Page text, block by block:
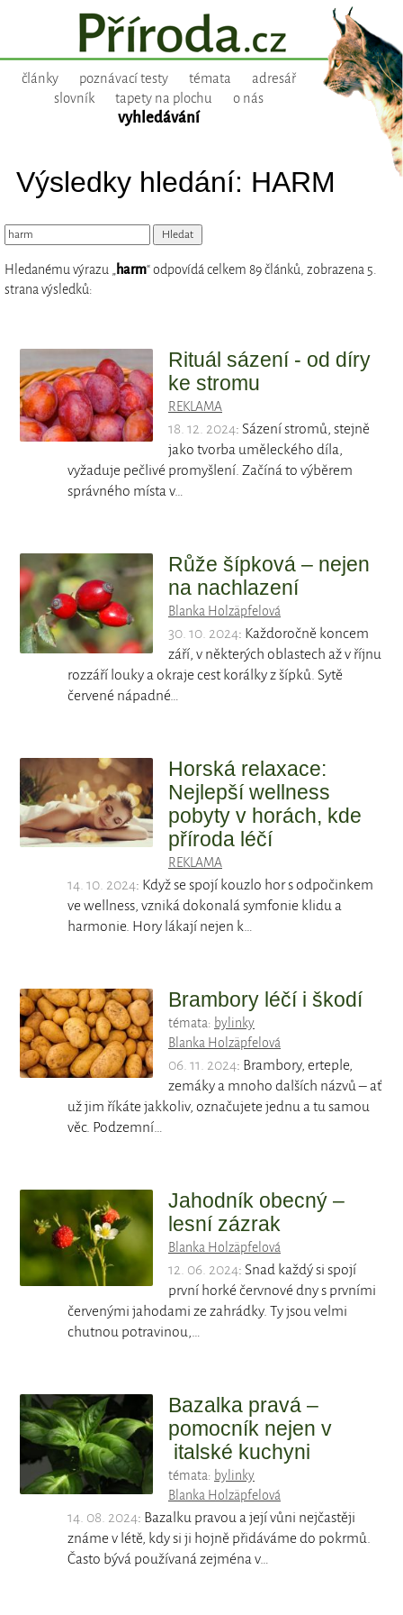
články poznávací testy témata
adresář
slovník
tapety na plochu o nás
vyhledávání
Výsledky hledání: HARM
Hledanému výrazu „harm“ odpovídá celkem 89 článků, zobrazena 5.
strana výsledků:
Rituál sázení - od díry
ke stromu
REKLAMA
18. 12. 2024: Sázení stromů, stejně
jako tvorba uměleckého díla,
vyžaduje pečlivé promyšlení. Začíná to výběrem
správného místa v…
Růže šípková – nejen
na nachlazení
Blanka Holzäpfelová
30. 10. 2024: Každoročně koncem
září, v některých oblastech až v říjnu
rozzáří louky a okraje cest korálky z šípků. Sytě
červené nápadné…
Horská relaxace:
Nejlepší wellness
pobyty v horách, kde
příroda léčí
REKLAMA
14. 10. 2024: Když se spojí kouzlo hor s odpočinkem
ve wellness, vzniká dokonalá symfonie klidu a
harmonie. Hory lákají nejen k…
Brambory léčí i škodí
témata: bylinky
Blanka Holzäpfelová
06. 11. 2024: Brambory, erteple,
zemáky a mnoho dalších názvů – ať
už jim říkáte jakkoliv, označujete jednu a tu samou
věc. Podzemní…
Jahodník obecný –
lesní zázrak
Blanka Holzäpfelová
12. 06. 2024: Snad každý si spojí
první horké červnové dny s prvními
červenými jahodami ze zahrádky. Ty jsou velmi
chutnou potravinou,…
Bazalka pravá –
pomocník nejen v
italské kuchyni
témata: bylinky
Blanka Holzäpfelová
14. 08. 2024: Bazalku pravou a její vůni nejčastěji
známe v létě, kdy si ji hojně přidáváme do pokrmů.
Často bývá používaná zejména v…